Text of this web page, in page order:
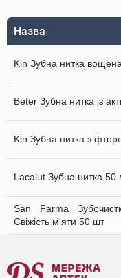
Назва
Kin Зубна нитка
Beter Зубна нитка із
Kin Зубна нитка з
Lacalut Зубна нитка
San Farma
Свіжість м'яти 50 шт